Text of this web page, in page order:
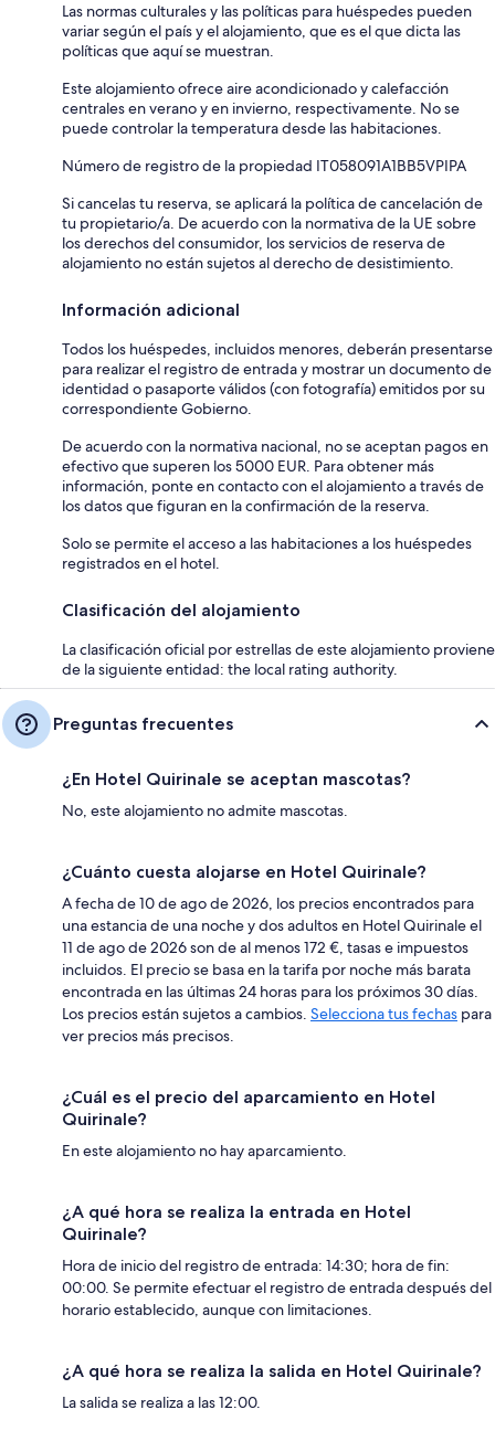
Las normas culturales y las políticas para huéspedes pueden
variar según el país y el alojamiento, que es el que dicta las
políticas que aquí se muestran.
Este alojamiento ofrece aire acondicionado y calefacción
centrales en verano y en invierno, respectivamente. No se
puede controlar la temperatura desde las habitaciones.
Número de registro de la propiedad IT058091A1BB5VPIPA
Si cancelas tu reserva, se aplicará la política de cancelación de
tu propietario/a. De acuerdo con la normativa de la UE sobre
los derechos del consumidor, los servicios de reserva de
alojamiento no están sujetos al derecho de desistimiento.
Información adicional
Todos los huéspedes, incluidos menores, deberán presentarse
para realizar el registro de entrada y mostrar un documento de
identidad o pasaporte válidos (con fotografía) emitidos por su
correspondiente Gobierno.
De acuerdo con la normativa nacional, no se aceptan pagos en
efectivo que superen los 5000 EUR. Para obtener más
información, ponte en contacto con el alojamiento a través de
los datos que figuran en la confirmación de la reserva.
Solo se permite el acceso a las habitaciones a los huéspedes
registrados en el hotel.
Clasificación del alojamiento
La clasificación oficial por estrellas de este alojamiento proviene
de la siguiente entidad: the local rating authority.
Preguntas frecuentes
¿En Hotel Quirinale se aceptan mascotas?
No, este alojamiento no admite mascotas.
¿Cuánto cuesta alojarse en Hotel Quirinale?
A fecha de 10 de ago de 2026, los precios encontrados para
una estancia de una noche y dos adultos en Hotel Quirinale el
11 de ago de 2026 son de al menos 172 €, tasas e impuestos
incluidos. El precio se basa en la tarifa por noche más barata
encontrada en las últimas 24 horas para los próximos 30 días.
Los precios están sujetos a cambios. Selecciona tus fechas para
ver precios más precisos.
¿Cuál es el precio del aparcamiento en Hotel
Quirinale?
En este alojamiento no hay aparcamiento.
¿A qué hora se realiza la entrada en Hotel
Quirinale?
Hora de inicio del registro de entrada: 14:30; hora de fin:
00:00. Se permite efectuar el registro de entrada después del
horario establecido, aunque con limitaciones.
¿A qué hora se realiza la salida en Hotel Quirinale?
La salida se realiza a las 12:00.